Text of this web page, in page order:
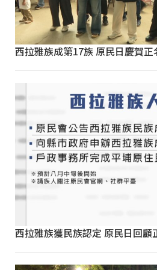
西拉雅族成第17族 原民日慶賀正
西拉雅族獲民族認定 原民日回顧